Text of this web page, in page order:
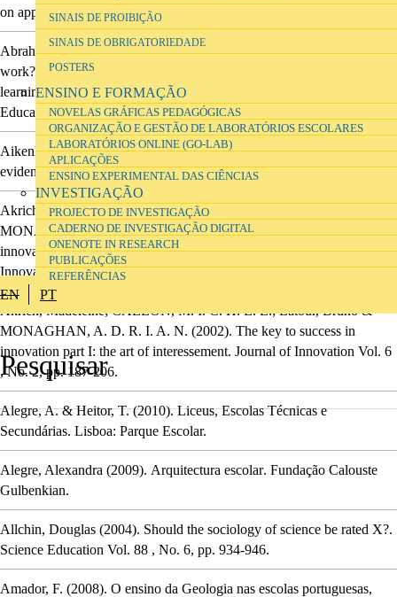
SINAIS DE PROIBIÇÃO
SINAIS DE OBRIGATORIEDADE
POSTERS
ENSINO E FORMAÇÃO
NOVELAS GRÁFICAS PEDAGÓGICAS
ORGANIZAÇÃO E GESTÃO DE LABORATÓRIOS ESCOLARES
LABORATÓRIOS ONLINE (GO-LAB)
APLICAÇÕES
ENSINO EXPERIMENTAL DAS CIÊNCIAS
INVESTIGAÇÃO
PROJECTO DE INVESTIGAÇÃO
CADERNO DE INVESTIGAÇÃO DIGITAL
ONENOTE IN RESEARCH
PUBLICAÇÕES
REFERÊNCIAS
EN PT
on approach. pp. 01-01-53.
Abrahams, Ian & Millar, Robin (2008). Does practical work really
work? A study of the effectiveness of practical work as a teaching and
learning method in school science
Education Vol. 30 , No. 14,pp. 1945-1969.
Aikenhead, Glen S. (2006). Science education for everyday life :
evidence-based practice. Teachers College Press.
Akrich, Madeleine; CALLON, M. I. C. H. E. L.; Latour, Bruno &
MONAGHAN, A. D. R. I. A. N. (2002). The key to success in
innovation part II: the art of choosing good spokespersons. Journal of
Innovation Vol. 6 , No. 2,pp. 207-225.
Akrich, Madeleine; CALLON, M. I. C. H. E. L.; Latour, Bruno &
MONAGHAN, A. D. R. I. A. N. (2002). The key to success in
innovation part I: the art of interessement. Journal of Innovation Vol. 6
, No. 2,pp. 187-206.
Alegre, A. & Heitor, T. (2010). Liceus, Escolas Técnicas e
Secundárias. Lisboa: Parque Escolar.
Alegre, Alexandra (2009). Arquitectura escolar. Fundação Calouste
Gulbenkian.
Allchin, Douglas (2004). Should the sociology of science be rated X?.
Science Education Vol. 88 , No. 6, pp. 934-946.
Amador, F. (2008). O ensino da Geologia nas escolas portuguesas,